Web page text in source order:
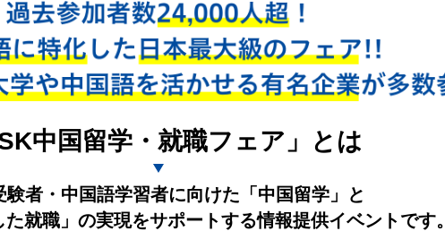
中国留学・就職フェア」とは
験者・中国語学習者に向けた「中国留学」と
た就職」の実現をサポートする情報提供イベントです。